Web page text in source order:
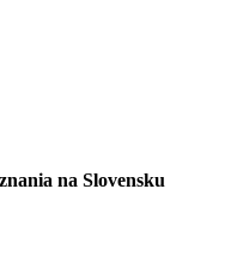
na Slovensku